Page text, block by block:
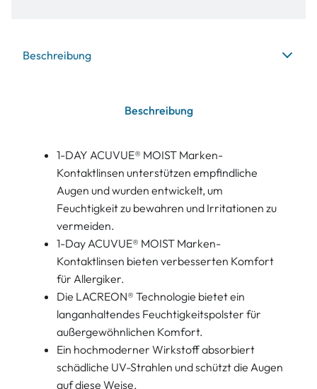
Beschreibung
Beschreibung
1-DAY ACUVUE® MOIST Marken-
Kontaktlinsen unterstützen empfindliche
Augen und wurden entwickelt, um
Feuchtigkeit zu bewahren und Irritationen zu
vermeiden.
1-Day ACUVUE® MOIST Marken-
Kontaktlinsen bieten verbesserten Komfort
für Allergiker.
Die LACREON® Technologie bietet ein
langanhaltendes Feuchtigkeitspolster für
außergewöhnlichen Komfort.
Ein hochmoderner Wirkstoff absorbiert
schädliche UV-Strahlen und schützt die Augen
auf diese Weise.